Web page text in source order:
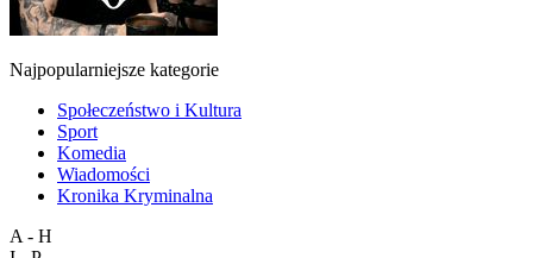
Najpopularniejsze kategorie
Społeczeństwo i Kultura
Sport
Komedia
Wiadomości
Kronika Kryminalna
A - H